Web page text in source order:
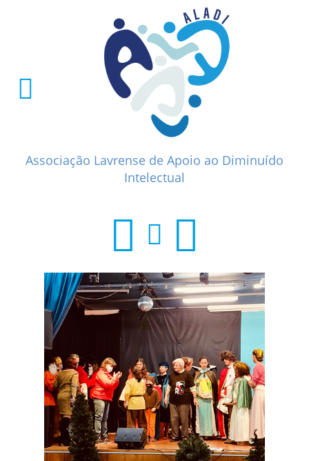
Associação Lavrense de Apoio ao Diminuído
Intelectual